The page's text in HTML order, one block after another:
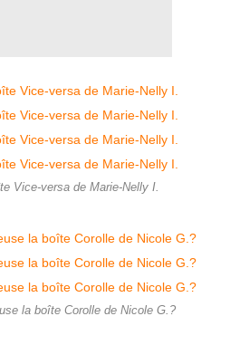
Vice-versa de Marie-Nelly I.
la boîte Corolle de Nicole G.?